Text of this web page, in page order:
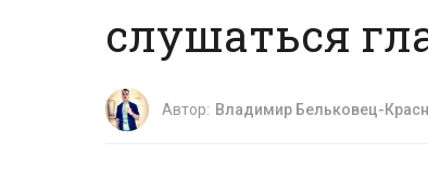
слушаться
Автор: Владимир Бельковец-